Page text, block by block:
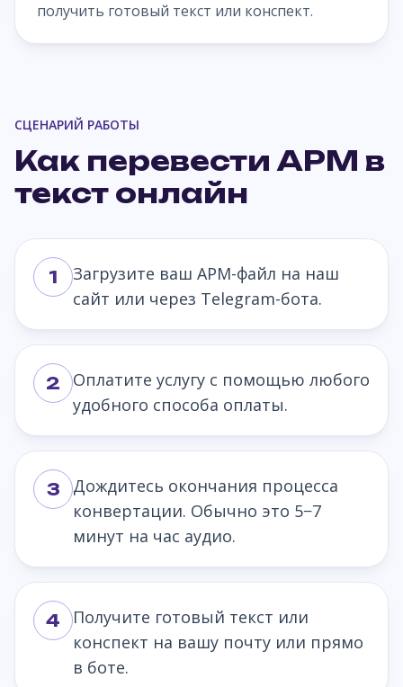
получить готовый текст или конспект.
СЦЕНАРИЙ РАБОТЫ
Как перевести APM в
текст онлайн
1
Загрузите ваш APM-файл на наш
сайт или через Telegram-бота.
2
Оплатите услугу с помощью любого
удобного способа оплаты.
3
Дождитесь окончания процесса
конвертации. Обычно это 5−7
минут на час аудио.
4
Получите готовый текст или
конспект на вашу почту или прямо
в боте.